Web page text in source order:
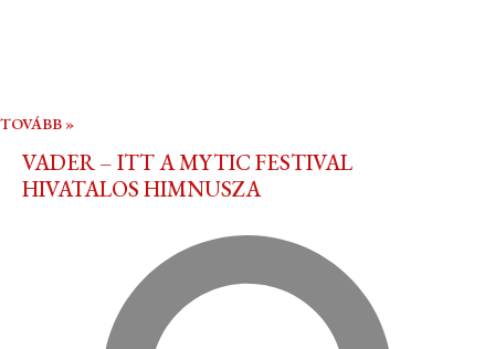
TOVÁBB »
VADER – ITT A MYTIC FESTIVAL
HIVATALOS HIMNUSZA